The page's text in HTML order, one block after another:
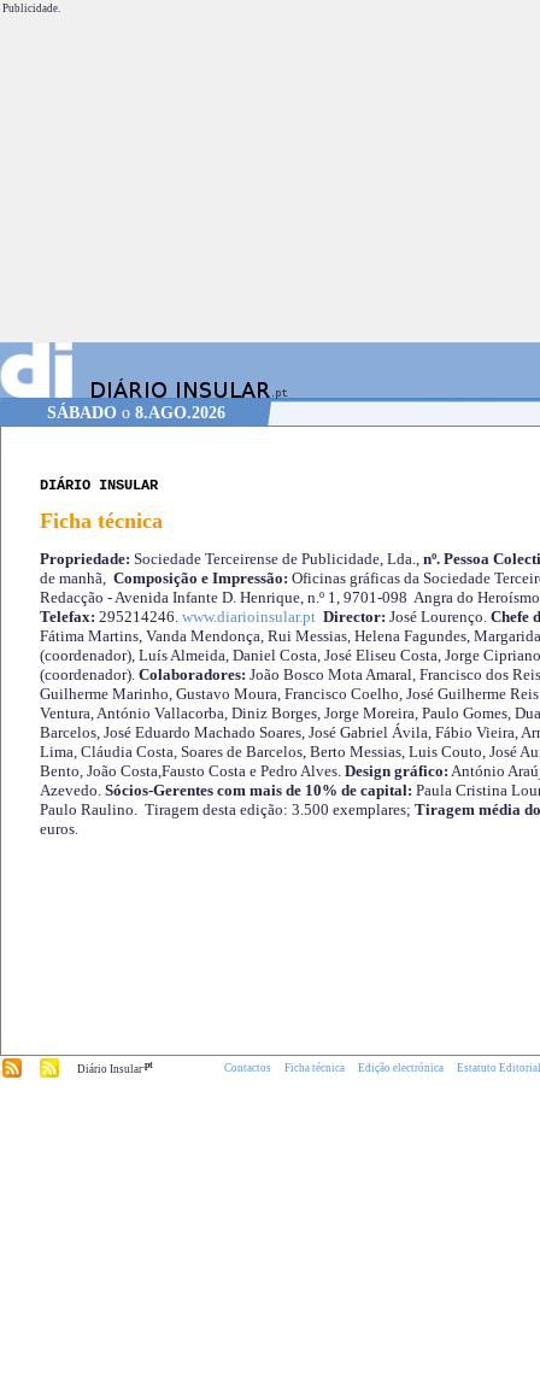
Publicidade.
SÁBADOo 8.AGO.2026
DIÁRIO INSULAR
Ficha técnica
Propriedade: Sociedade Terceirense de Publicidade, Lda., nº. Pessoa
de manhã, Composição e Impressão: Oficinas gráficas da Sociedade
Redacção - Avenida Infante D. Henrique, n.º 1, 9701-098 Angra do
Telefax: 295214246. www.diarioinsular.pt Director: José Lourenço. Chefe
Fátima Martins, Vanda Mendonça, Rui Messias, Helena Fagundes,
(coordenador), Luís Almeida, Daniel Costa, José Eliseu Costa, Jorge
(coordenador). Colaboradores: João Bosco Mota Amaral, Francisco dos
Guilherme Marinho, Gustavo Moura, Francisco Coelho, José Guilherme
Ventura, António Vallacorba, Diniz Borges, Jorge Moreira, Paulo Gomes,
Barcelos, José Eduardo Machado Soares, José Gabriel Ávila, Fábio Vieira,
Lima, Cláudia Costa, Soares de Barcelos, Berto Messias, Luis Couto, José
Bento, João Costa,Fausto Costa e Pedro Alves. Design gráfico: António
Azevedo. Sócios-Gerentes com mais de 10% de capital: Paula Cristina
Paulo Raulino. Tiragem desta edição: 3.500 exemplares; Tiragem média
euros.
Diário Insular.pt Contactos Ficha técnica Edição electrónica Estatuto Editorial